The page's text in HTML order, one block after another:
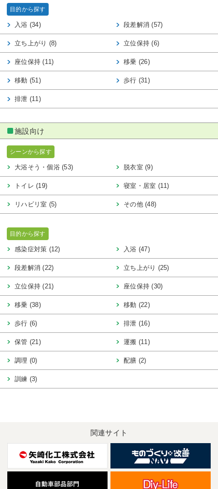
目的から探す
入浴 (34) 段差解消 (57)
立ち上がり (8) 立位保持 (6)
座位保持 (11) 移乗 (26)
移動 (51) 歩行 (31)
排泄 (11)
施設向け
シーンから探す
大浴そう・個浴 (53) 脱衣室 (9)
トイレ (19) 寝室・居室 (11)
リハビリ室 (5) その他 (48)
目的から探す
感染症対策 (12) 入浴 (47)
段差解消 (22) 立ち上がり (25)
立位保持 (21) 座位保持 (30)
移乗 (38) 移動 (22)
歩行 (6) 排泄 (16)
保管 (21) 運搬 (11)
調理 (0) 配膳 (2)
訓練 (3)
関連サイト